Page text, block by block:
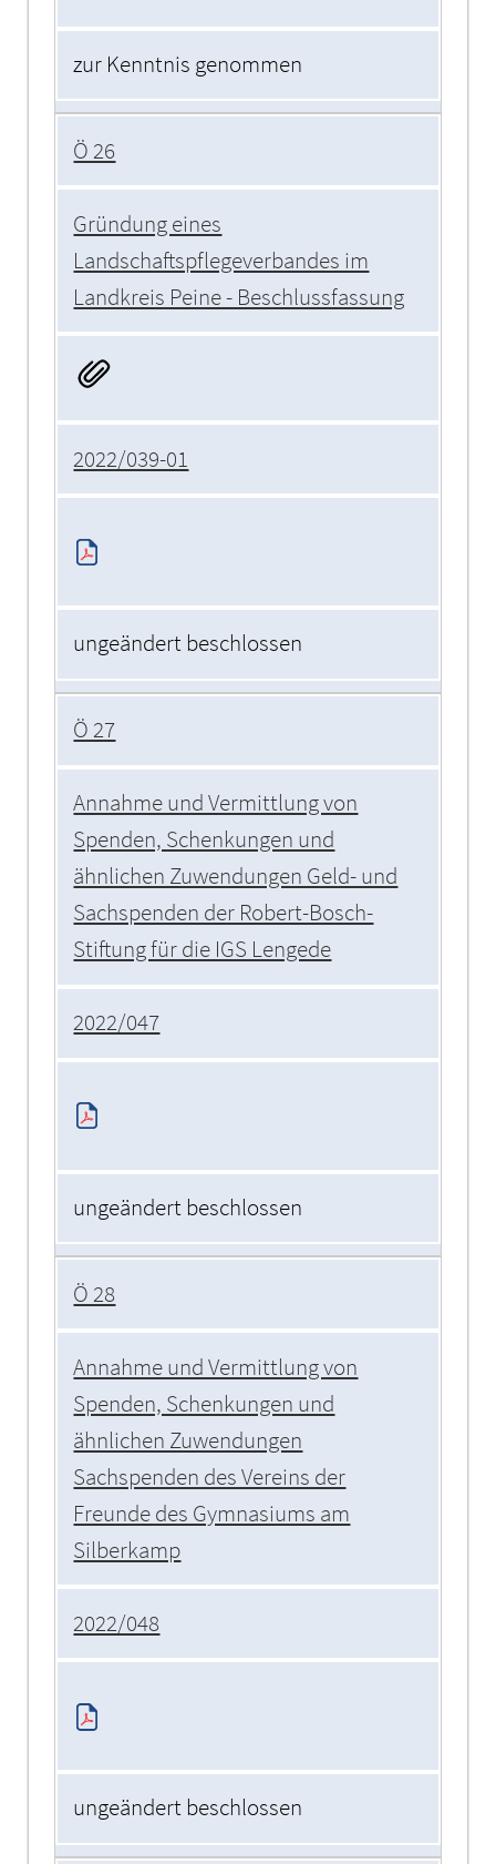
zur Kenntnis genommen
Ö 26
Gründung eines
Landschaftspflegeverbandes im
Landkreis Peine - Beschlussfassung
2022/039-01
ungeändert beschlossen
Ö 27
Annahme und Vermittlung von
Spenden, Schenkungen und
ähnlichen Zuwendungen Geld- und
Sachspenden der Robert-Bosch-
Stiftung für die IGS Lengede
2022/047
ungeändert beschlossen
Ö 28
Annahme und Vermittlung von
Spenden, Schenkungen und
ähnlichen Zuwendungen
Sachspenden des Vereins der
Freunde des Gymnasiums am
Silberkamp
2022/048
ungeändert beschlossen